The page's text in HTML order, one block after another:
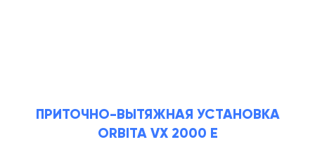
ПРИТОЧНО-ВЫТЯЖНАЯ УСТАНОВКА
ORBITA VX 2000 E